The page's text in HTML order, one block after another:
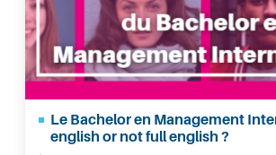
Le Bachelor en Management
english or not full english ?